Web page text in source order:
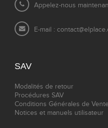
Appelez-nous
E-mail :
SAV
Modalités de retour
Procédures SAV
Conditions Générales de Vente
Notices et manuels utilisateur